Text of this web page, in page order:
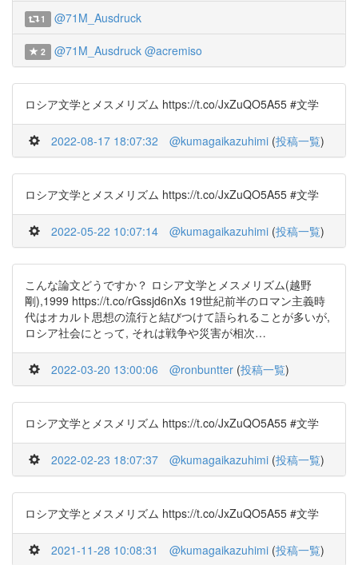
1 @71M_Ausdruck
2 @71M_Ausdruck @acremiso
ロシア文学とメスメリズム https://t.co/JxZuQO5A55 #文学
2022-08-17 18:07:32 @kumagaikazuhimi (投稿一覧)
ロシア文学とメスメリズム https://t.co/JxZuQO5A55 #文学
2022-05-22 10:07:14 @kumagaikazuhimi (投稿一覧)
こんな論文どうですか？ ロシア文学とメスメリズム(越野
剛),1999 https://t.co/rGssjd6nXs 19世紀前半のロマン主義時
代はオカルト思想の流行と結びつけて語られることが多いが,
ロシア社会にとって, それは戦争や災害が相次…
2022-03-20 13:00:06 @ronbuntter (投稿一覧)
ロシア文学とメスメリズム https://t.co/JxZuQO5A55 #文学
2022-02-23 18:07:37 @kumagaikazuhimi (投稿一覧)
ロシア文学とメスメリズム https://t.co/JxZuQO5A55 #文学
2021-11-28 10:08:31 @kumagaikazuhimi (投稿一覧)